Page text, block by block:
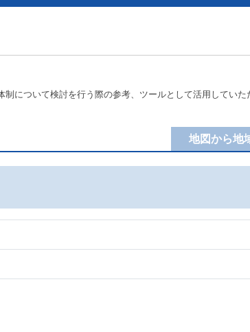
について検討を行う際の参考、ツールとして活用してい
地図から地